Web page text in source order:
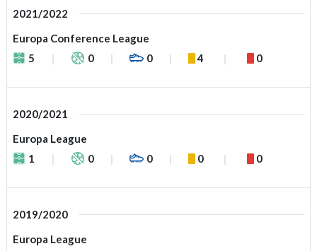
2021/2022
Europa Conference League
5
0 0 4 0
2020/2021
Europa League
1
0 0 0 0
2019/2020
Europa League